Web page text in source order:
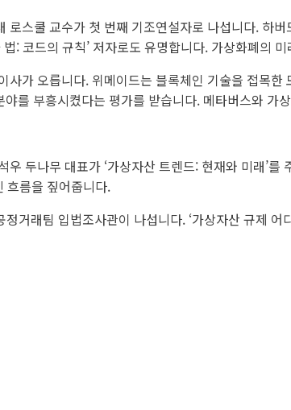
로스쿨 교수가 첫 번째 기조연설자로 나섭니다. 하
: 코드의 규칙’ 저자로도 유명합니다. 가상화폐의
가 오릅니다. 위메이드는 블록체인 기술을 접목
를 부흥시켰다는 평가를 받습니다. 메타버스와 가
두나무 대표가 ‘가상자산 트렌드: 현재와 미래’
흐름을 짚어줍니다.
거래팀 입법조사관이 나섭니다. ‘가상자산 규제